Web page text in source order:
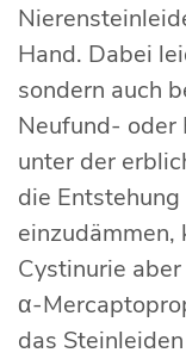
Hand. Dabei
sondern auch
Neufund- oder
unter der
die
einzudämmen,
Cystinurie
α-
das